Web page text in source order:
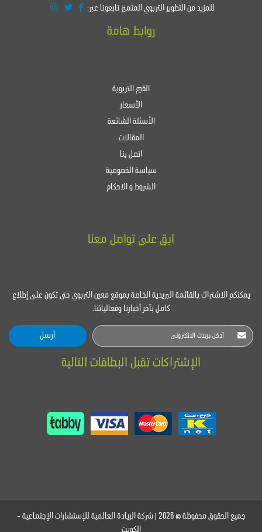
للمزيد من التطوير التربوي المتميز تابعونا عبر:
روابط هامة
القيم التربوية
الأسعار
الأسئلة الشائعة
المقالات
اتصل بنا
سياسة الخصوصية
الشروط و الاحكام
ابق على تواصل معنا
يمكنكم الاشتراك بالقائمة البريدية الخاصة بموقع معين التربوي حتى تكون على إطلاع
كامل بآخر أخبارنا وفعالياتنا.
أرسل
الإشتراكات تقبل البطاقات التالية
جميع الحقوق محفوظة © 2026 | شركة الريادة العالمية للإستشارات الإجتماعية -
الكويت